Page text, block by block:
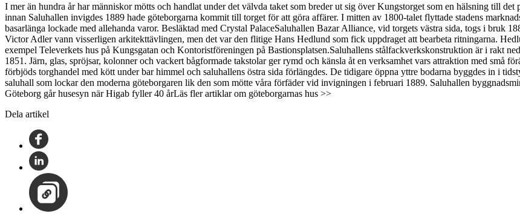
I mer än hundra år har människor mötts och handlat under det välvda taket som breder ut sig över Kungstorget som en hälsning till
innan Saluhallen invigdes 1889 hade göteborgarna kommit till torget för att göra affärer. I mitten av 1800-talet flyttade stadens
basarlänga lockade med allehanda varor. Besläktad med Crystal PalaceSaluhallen Bazar Alliance, vid torgets västra sida, togs i bruk
Victor Adler vann visserligen arkitekttävlingen, men det var den flitige Hans Hedlund som fick uppdraget att bearbeta ritningarna.
exempel Televerkets hus på Kungsgatan och Kontoristföreningen på Bastionsplatsen.Saluhallens stålfackverkskonstruktion är i rakt
1851. Järn, glas, spröjsar, kolonner och vackert bågformade takstolar ger rymd och känsla åt en verksamhet vars attraktion med små
förbjöds torghandel med kött under bar himmel och saluhallens östra sida förlängdes. De tidigare öppna yttre bodarna byggdes in i
saluhall som lockar den moderna göteborgaren lik den som mötte våra förfäder vid invigningen i februari 1889. Saluhallen
Göteborg går husesyn när Higab fyller 40 årLäs fler artiklar om göteborgarnas hus >>
Dela artikel